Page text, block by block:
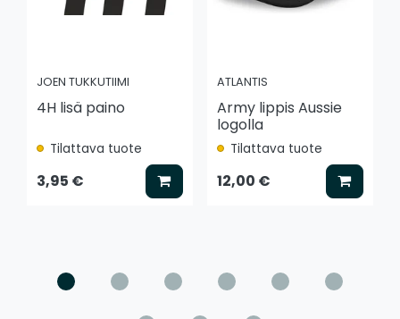
JOEN TUKKUTIIMI
4H lisä paino
Tilattava tuote
3,95 € Lisää koriin
ATLANTIS
Army lippis Aussie
logolla
Tilattava tuote
12,00 € Lisää